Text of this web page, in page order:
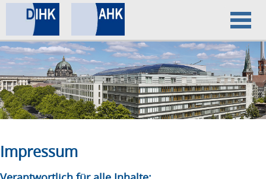
Home
Datenschutz
Impressum
Impressum